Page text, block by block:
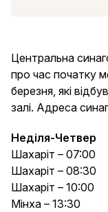
Центральна
про час початку
березня, які
залі. Адреса
Неділя-Четвер
Шахаріт – 07:00
Шахаріт – 08:30
Шахаріт – 10:00
Мінха – 13:30
Єврейське
Дата
календарем